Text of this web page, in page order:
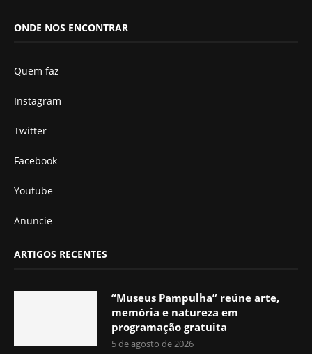
ONDE NOS ENCONTRAR
Quem faz
Instagram
Twitter
Facebook
Youtube
Anuncie
ARTIGOS RECENTES
“Museus Pampulha” reúne arte,
memória e natureza em
programação gratuita
5 de agosto de 2026